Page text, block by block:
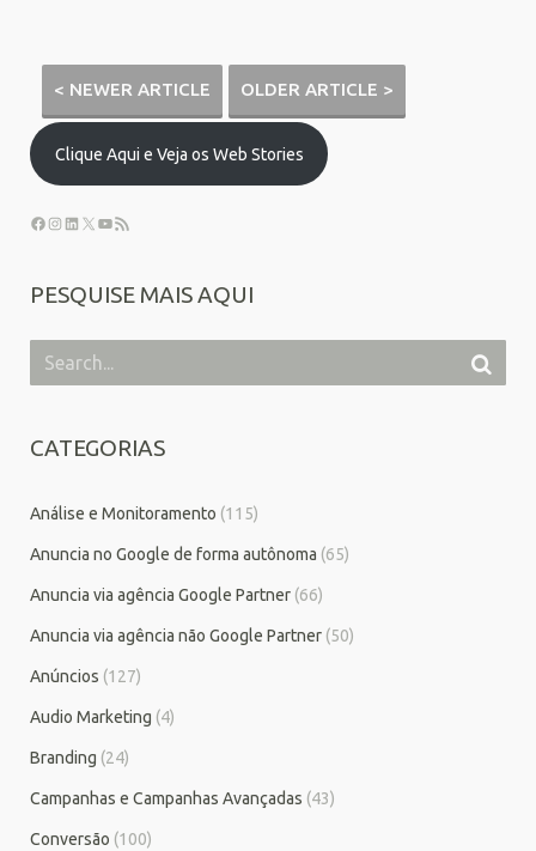
< NEWER ARTICLE OLDER ARTICLE >
Clique Aqui e Veja os Web Stories
PESQUISE MAIS AQUI
CATEGORIAS
Análise e Monitoramento (115)
Anuncia no Google de forma autônoma (65)
Anuncia via agência Google Partner (66)
Anuncia via agência não Google Partner (50)
Anúncios (127)
Audio Marketing (4)
Branding (24)
Campanhas e Campanhas Avançadas (43)
Conversão (100)